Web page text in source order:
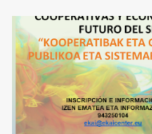
Industrial https://
¿Conoces los nuevos
compartir ideas, para
frente a abusos y
ezagutzen dituzu? Euskal
manipulazioetatik